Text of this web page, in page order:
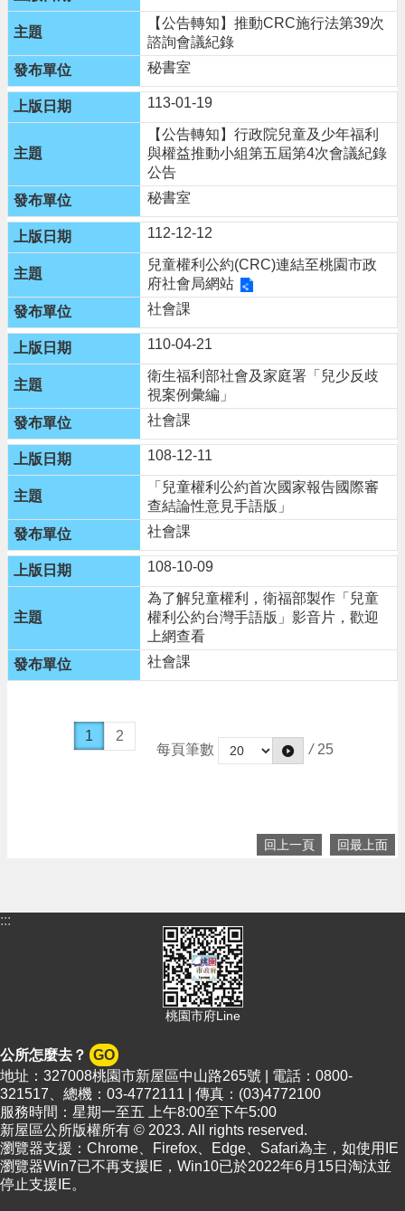
【公告轉知】推動CRC施行法第39次
諮詢會議紀錄
秘書室
113-01-19
【公告轉知】行政院兒童及少年福利
與權益推動小組第五屆第4次會議紀錄
公告
秘書室
112-12-12
兒童權利公約(CRC)連結至桃園市政
府社會局網站
社會課
110-04-21
衛生福利部社會及家庭署「兒少反歧
視案例彙編」
社會課
108-12-11
「兒童權利公約首次國家報告國際審
查結論性意見手語版」
社會課
108-10-09
為了解兒童權利，衛福部製作「兒童
權利公約台灣手語版」影音片，歡迎
上網查看
社會課
1
2
每頁筆數
/ 25
回上一頁 回最上面
:::
桃園市府Line
公所怎麼去？ GO
地址：327008桃園市新屋區中山路265號 | 電話：0800-
321517、總機：03-4772111 | 傳真：(03)4772100
服務時間：星期一至五 上午8:00至下午5:00
新屋區公所版權所有 © 2023. All rights reserved.
瀏覽器支援：Chrome、Firefox、Edge、Safari為主，如使用IE
瀏覽器Win7已不再支援IE，Win10已於2022年6月15日淘汰並
停止支援IE。